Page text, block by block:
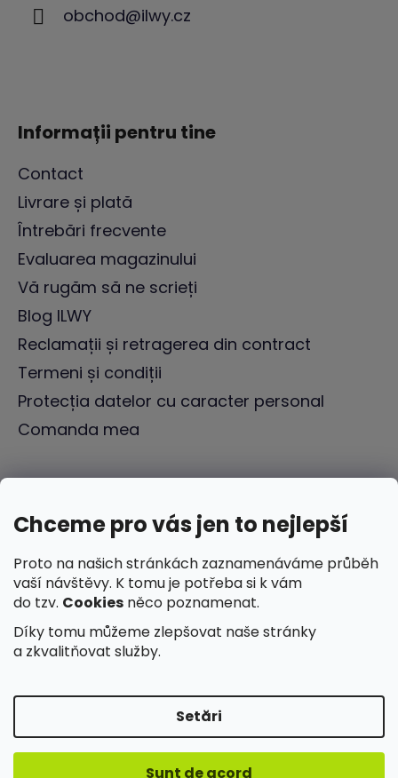
Chceme pro vás jen to nejlepší
Proto na našich stránkách zaznamenáváme průběh
vaší návštěvy. K tomu je potřeba si k vám
do tzv. Cookies něco poznamenat.
Díky tomu můžeme zlepšovat naše stránky
a zkvalitňovat služby.
Setări
Sunt de acord
obchod@ilwy.cz
Informații pentru tine
Contact
Livrare și plată
Întrebări frecvente
Evaluarea magazinului
Vă rugăm să ne scrieți
Blog ILWY
Reclamații și retragerea din contract
Termeni și condiții
Protecția datelor cu caracter personal
Comanda mea
Creat de Shoptet